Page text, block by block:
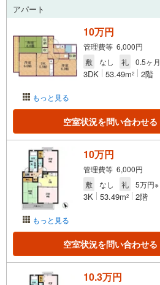
アパート
もっと見る
10万円
管理費等 6,000円
敷
なし 礼 0.5ヶ月
3DK 53.49m2 2階
空室状況を問い合わせる
もっと見る
10万円
管理費等 6,000円
敷
なし 礼 5万円※
3K 53.49m2 2階
空室状況を問い合わせる
10.3万円